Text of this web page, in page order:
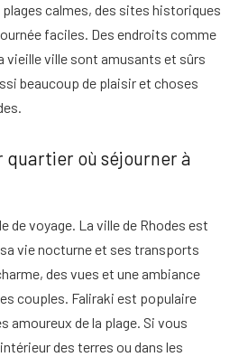
calmes, des sites historiques
faciles. Des endroits comme
vieille ville sont amusants et sûrs
beaucoup de plaisir et choses
.
quartier où séjourner à
de voyage. La ville de Rhodes est
vie nocturne et ses transports
des vues et une ambiance
couples. Faliraki est populaire
amoureux de la plage. Si vous
des terres ou dans les